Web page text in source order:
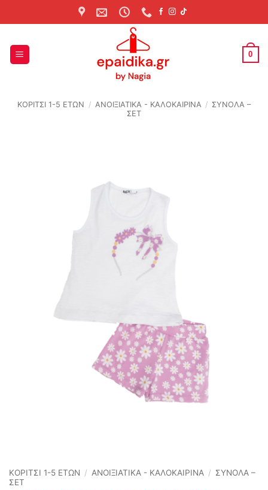
to
0
ΚΟΡΙΤΣΙ 1-5 ΕΤΩΝ / ΑΝΟΙΞΙΆΤΙΚΑ - ΚΑΛΟΚΑΙΡΙΝΆ / ΣΥΝΟΛΑ –
ΣΕΤ
ΚΟΡΙΤΣΙ 1-5 ΕΤΩΝ / ΑΝΟΙΞΙΆΤΙΚΑ - ΚΑΛΟΚΑΙΡΙΝΆ / ΣΥΝΟΛΑ –
ΣΕΤ